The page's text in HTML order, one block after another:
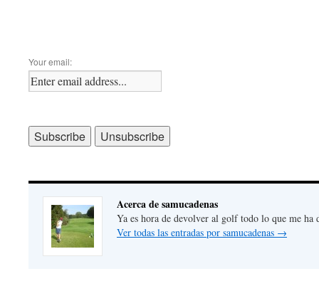
Your email:
Acerca de samucadenas
Ya es hora de devolver al golf todo lo que me ha
Ver todas las entradas por samucadenas →